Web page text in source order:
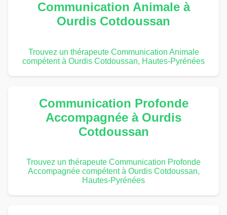
Communication Animale à
Ourdis Cotdoussan
Trouvez un thérapeute Communication Animale
compétent à Ourdis Cotdoussan, Hautes-Pyrénées
Communication Profonde
Accompagnée à Ourdis
Cotdoussan
Trouvez un thérapeute Communication Profonde
Accompagnée compétent à Ourdis Cotdoussan,
Hautes-Pyrénées